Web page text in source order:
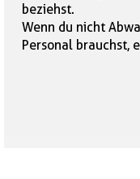
beziehst.
Wenn du nicht
Personal brauchst,